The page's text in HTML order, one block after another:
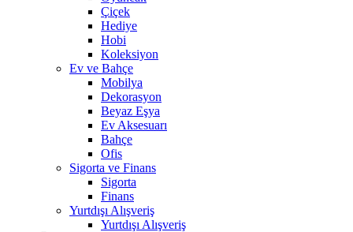
Çiçek
Hediye
Hobi
Koleksiyon
Ev ve Bahçe
Mobilya
Dekorasyon
Beyaz Eşya
Ev Aksesuarı
Bahçe
Ofis
Sigorta ve Finans
Sigorta
Finans
Yurtdışı Alışveriş
Yurtdışı Alışveriş